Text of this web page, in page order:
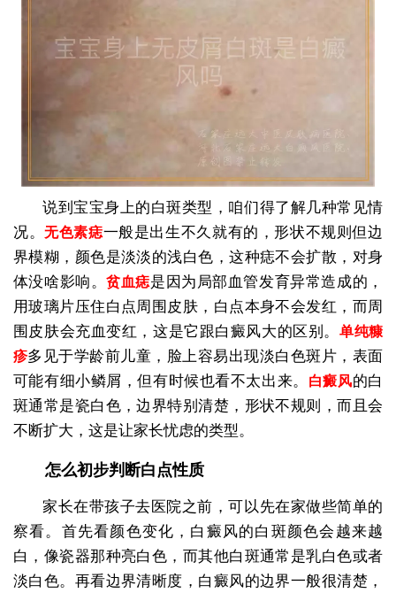
说到宝宝身上的白斑类型，咱们得了解几种常见情
况。无色素痣一般是出生不久就有的，形状不规则但边
界模糊，颜色是淡淡的浅白色，这种痣不会扩散，对身
体没啥影响。贫血痣是因为局部血管发育异常造成的，
用玻璃片压住白点周围皮肤，白点本身不会发红，而周
围皮肤会充血变红，这是它跟白癜风大的区别。 单纯糠
疹多见于学龄前儿童，脸上容易出现淡白色斑片，表面
可能有细小鳞屑，但有时候也看不太出来。
白癜风的白
斑通常是瓷白色，边界特别清楚，形状不规则，而且会
不断扩大，这是让家长忧虑的类型。
怎么初步判断白点性质
家长在带孩子去医院之前，可以先在家做些简单的
察看。首先看颜色变化，白癜风的白斑颜色会越来越
白，像瓷器那种亮白色，而其他白斑通常是乳白色或者
淡白色。再看边界清晰度，白癜风的边界一般很清楚，